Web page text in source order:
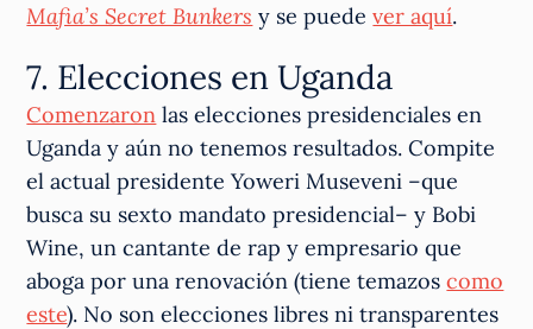
Mafia’s Secret Bunkers y se puedever aquí.
7. Elecciones en Uganda
Comenzaron las elecciones presidenciales en
Uganda y aún no tenemos resultados. Compite
el actual presidente Yoweri Museveni –que
busca su sexto mandato presidencial– y Bobi
Wine, un cantante de rap y empresario que
aboga por una renovación (tiene temazoscomo
este). No son elecciones libres ni transparentes